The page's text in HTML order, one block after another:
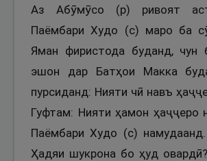
Аз Абӯмӯсо (р) ривоят
Паёмбари Худо (с) маро ба
Яман фиристода буданд, чун
эшон дар Батҳои Макка
пурсиданд: Нияти чӣ навъ
Гуфтам: Нияти ҳамон ҳаҷҷеро
Паёмбари Худо (с)
Ҳадяи шукрона бо ҳуд